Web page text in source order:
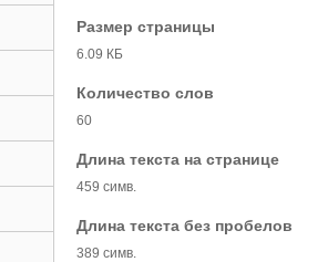
Размер страницы
6.09 КБ
Количество слов
60
Длина текста на странице
459 симв.
Длина текста без пробелов
389 симв.